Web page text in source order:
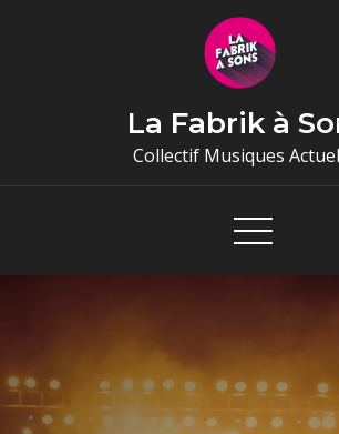
La Fabrik à
Collectif Musiques